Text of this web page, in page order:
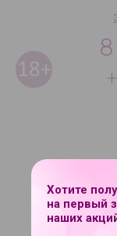
Хотите
на первый
наших